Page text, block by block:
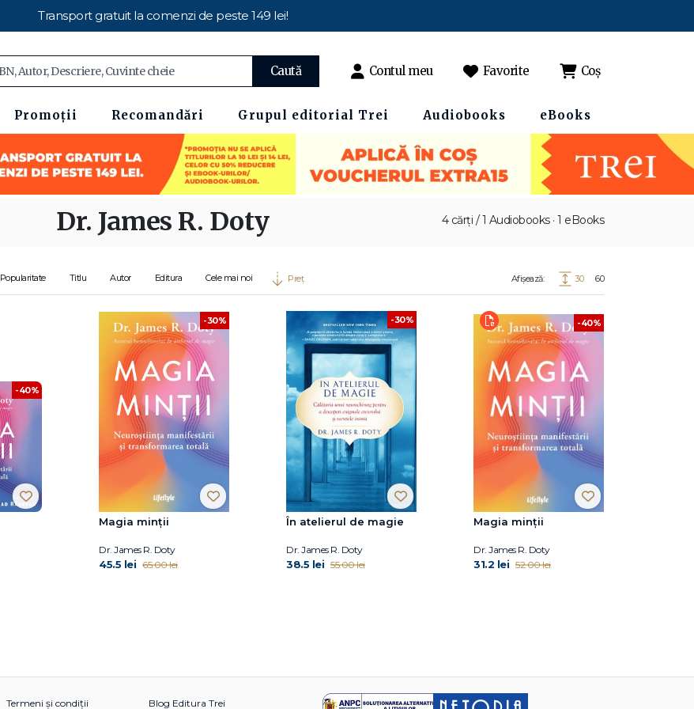
Transport gratuit la comenzi de peste 149 lei!
Caută Contul meu Favorite Coș
Promoții Recomandări Grupul editorial Trei Audiobooks eBooks
4 cărți / 1 Audiobooks · 1 eBooks
Dr. James R. Doty
Popularitate Titlu Autor Editura Cele mai noi Preț Afișează: 30 60
-40%
-30%
Magia minții
Dr. James R. Doty
45.5 lei 65.00 lei
-30%
În atelierul de magie
Dr. James R. Doty
38.5 lei 55.00 lei
-40%
Magia minții
Dr. James R. Doty
31.2 lei 52.00 lei
Termeni și condiții Blog Editura Trei